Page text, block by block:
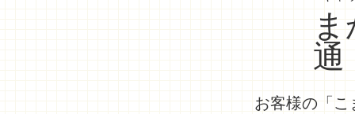
通
お客様の「